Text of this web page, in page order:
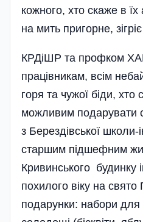
кожного, хто скаже в
на мить пригорне,
КРДіШР та профком
працівникам, всім
горя та чужої біди, хто
можливим подарувати
з Берездівської
старшим підшефним
Кривинського будинку
похилого віку на
подарунки: набори для